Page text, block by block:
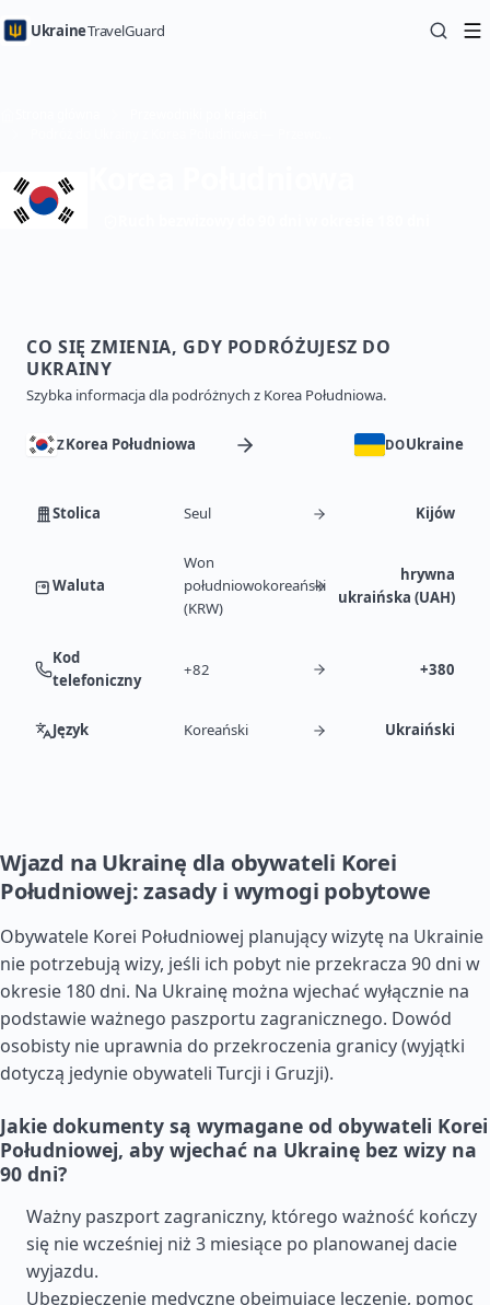
UkraineTravelGuard
CO SIĘ ZMIENIA, GDY PODRÓŻUJESZ DO
UKRAINY
Szybka informacja dla podróżnych z Korea Południowa.
ZKorea Południowa DOUkraine
Stolica Seul Kijów
Waluta
Won
południowokoreański
(KRW)
hrywna
ukraińska (UAH)
Kod
telefoniczny
+82 +380
Język Koreański Ukraiński
Wjazd na Ukrainę dla obywateli Korei
Południowej: zasady i wymogi pobytowe
Obywatele Korei Południowej planujący wizytę na Ukrainie
nie potrzebują wizy, jeśli ich pobyt nie przekracza 90 dni w
okresie 180 dni. Na Ukrainę można wjechać wyłącznie na
podstawie ważnego paszportu zagranicznego. Dowód
osobisty nie uprawnia do przekroczenia granicy (wyjątki
dotyczą jedynie obywateli Turcji i Gruzji).
Jakie dokumenty są wymagane od obywateli Korei
Południowej, aby wjechać na Ukrainę bez wizy na
90 dni?
Ważny paszport zagraniczny, którego ważność kończy
się nie wcześniej niż 3 miesiące po planowanej dacie
wyjazdu.
Ubezpieczenie medyczne obejmujące leczenie, pomoc